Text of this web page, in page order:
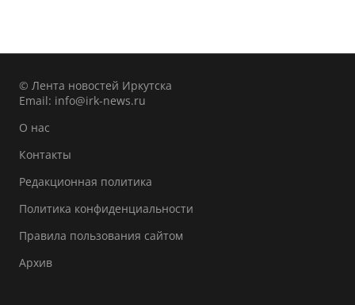
© Лента новостей Иркутска
Email: info@irk-news.ru
О нас
Контакты
Редакционная политика
Политика конфиденциальности
Правила пользования сайтом
Архив